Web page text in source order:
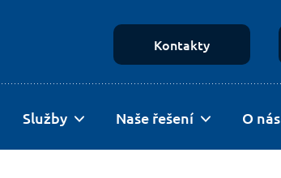
Kontakty
Služby Naše řešení O nás